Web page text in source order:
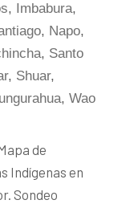
, Imbabura,
, Napo,
, Santo
, Shuar,
,Wao
de
Indígenas en
Sondeo